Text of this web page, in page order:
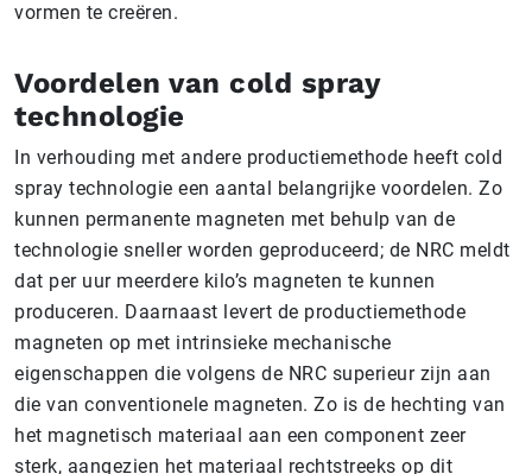
vormen te creëren.
Voordelen van cold spray
technologie
In verhouding met andere productiemethode heeft cold
spray technologie een aantal belangrijke voordelen. Zo
kunnen permanente magneten met behulp van de
technologie sneller worden geproduceerd; de NRC meldt
dat per uur meerdere kilo’s magneten te kunnen
produceren. Daarnaast levert de productiemethode
magneten op met intrinsieke mechanische
eigenschappen die volgens de NRC superieur zijn aan
die van conventionele magneten. Zo is de hechting van
het magnetisch materiaal aan een component zeer
sterk, aangezien het materiaal rechtstreeks op dit